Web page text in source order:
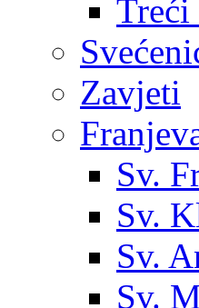
Treći
Zavjeti
Sv.
Sv.
Sv.
Sv.